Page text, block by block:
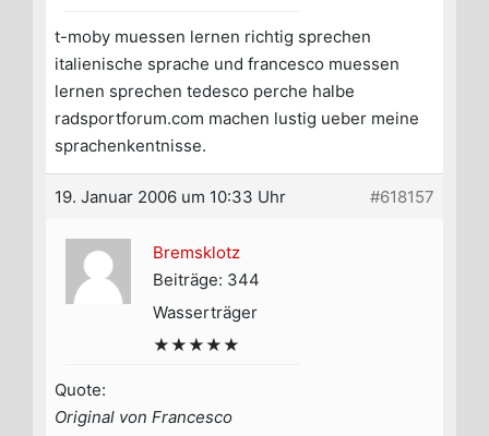
t-moby muessen lernen richtig sprechen
italienische sprache und francesco muessen
lernen sprechen tedesco perche halbe
radsportforum.com machen lustig ueber meine
sprachenkentnisse.
19. Januar 2006 um 10:33 Uhr #618157
Bremsklotz
Beiträge: 344
Wasserträger
★★★★★
Quote:
Original von Francesco